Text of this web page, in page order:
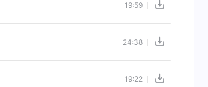
19:59
24:38
19:22